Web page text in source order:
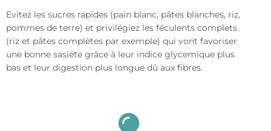
Evitez les sucres rapides (pain blanc, pâtes blanches, riz,
pommes de terre) et privilégiez les féculents complets
(riz et pâtes complètes par exemple) qui vont favoriser
une bonne sasiéte grâce à leur indice glycemique plus
bas et leur digestion plus longue dû aux fibres.